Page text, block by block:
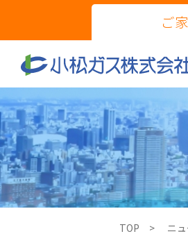
ご
TOP ニ